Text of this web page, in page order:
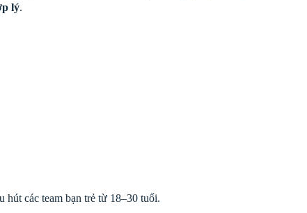
lý.
hút các team bạn trẻ từ 18–30 tuổi.